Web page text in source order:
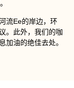
流Ee的岸边，环
。此外，我们的咖
加油的绝佳去处。